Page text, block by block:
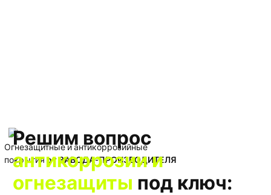
Огнезащитные и антикоррозийные
покрытияот ЗАВОДА-ПРОИЗВОДИТЕЛЯ
Решим вопрос
антикоррозии и
огнезащиты под ключ: